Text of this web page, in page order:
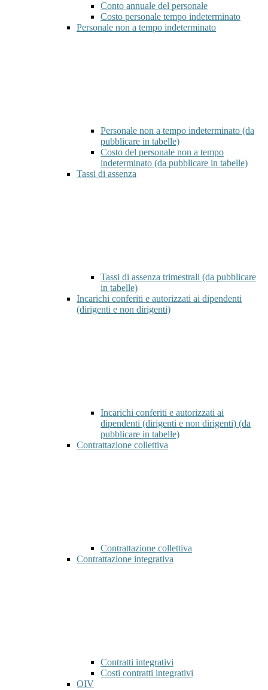
Conto annuale del personale
Costo personale tempo indeterminato
Personale non a tempo indeterminato
Personale non a tempo indeterminato (da
pubblicare in tabelle)
Costo del personale non a tempo
indeterminato (da pubblicare in tabelle)
Tassi di assenza
Tassi di assenza trimestrali (da pubblicare
in tabelle)
Incarichi conferiti e autorizzati ai dipendenti
(dirigenti e non dirigenti)
Incarichi conferiti e autorizzati ai
dipendenti (dirigenti e non dirigenti) (da
pubblicare in tabelle)
Contrattazione collettiva
Contrattazione collettiva
Contrattazione integrativa
Contratti integrativi
Costi contratti integrativi
OIV